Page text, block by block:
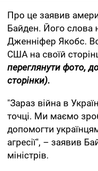
Про це заявив
Байден. Його слова
Дженніфер Якобс.
США на своїй
переглянути фото,
сторінки).
"Зараз війна в
точці. Ми маємо
допомогти
агресії", – заявив
міністрів.